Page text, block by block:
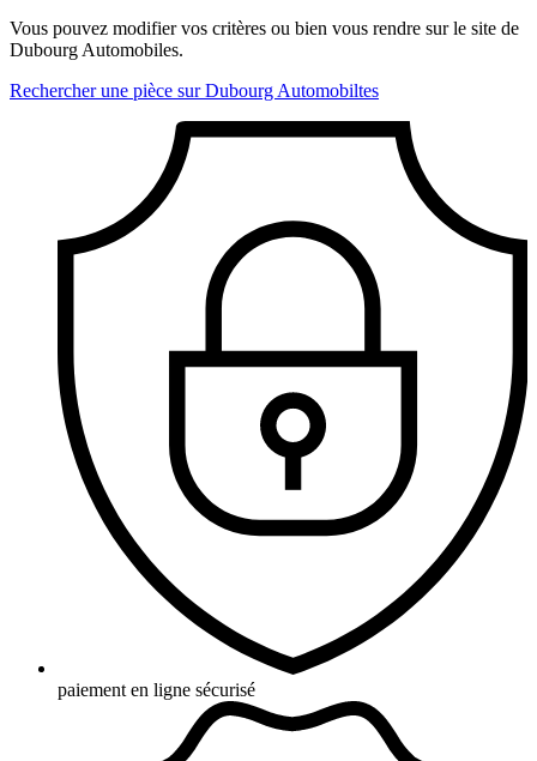
Vous pouvez modifier vos critères ou bien vous rendre sur le site de
Dubourg Automobiles.
Rechercher une pièce sur Dubourg Automobiltes
paiement en ligne sécurisé